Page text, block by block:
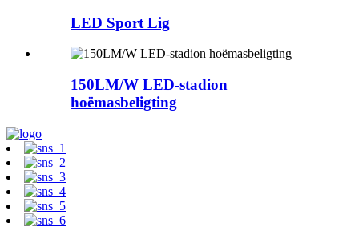
LED Sport Lig
150LM/W LED-stadion
hoëmasbeligting